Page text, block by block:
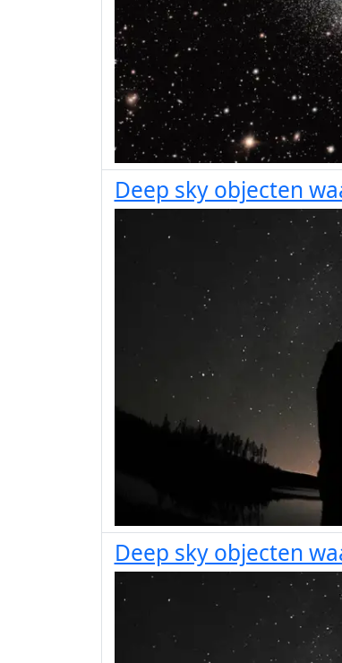
Deep sky objecten
Deep sky objecten